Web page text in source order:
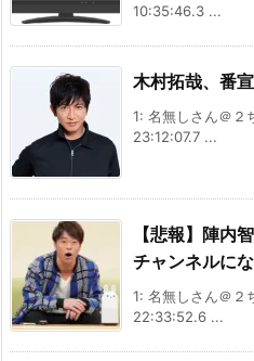
10:35:46.3 ...
木村拓哉、番
1: 名無しさん＠
23:12:07.7 ...
【悲報】陣内
チャンネルに
1: 名無しさん＠
22:33:52.6 ...